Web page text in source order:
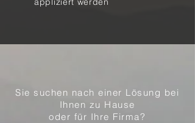
Sie suchen nach einer Lösung bei
Ihnen zu Hause
oder für Ihre Firma?